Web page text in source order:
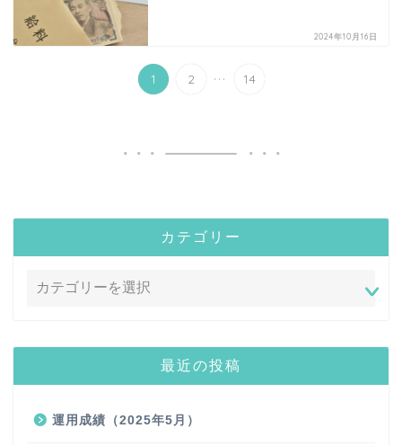
2024年10月16日
1 2 ... 14
カテゴリー
最近の投稿
運用成績（2025年5月）